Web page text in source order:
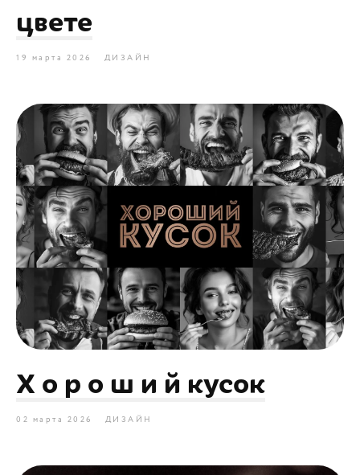
цвете
19 марта 2026 ДИЗАЙН
Х о р о ш и й кусок
02 марта 2026 ДИЗАЙН